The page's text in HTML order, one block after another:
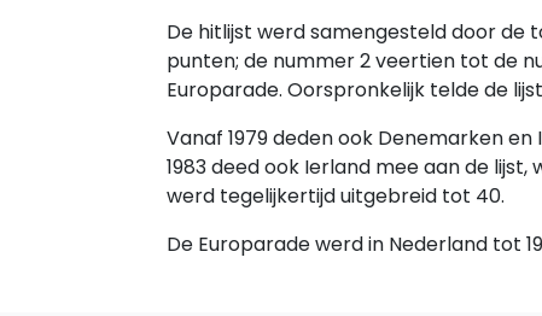
De hitlijst werd samengesteld door de
punten; de nummer 2 veertien tot de
Europarade. Oorspronkelijk telde de
Vanaf 1979 deden ook Denemarken
1983 deed ook Ierland mee aan de
werd tegelijkertijd uitgebreid tot 40.
De Europarade werd in Nederland tot